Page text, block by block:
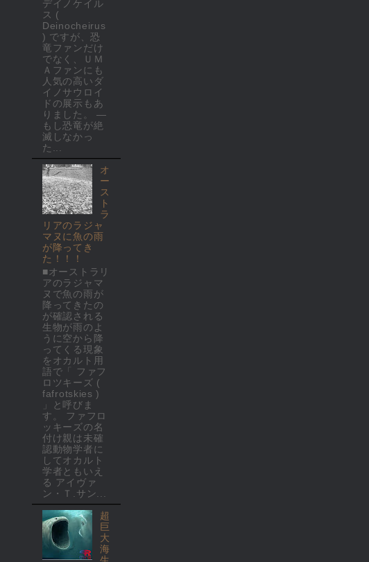
デイノケイル
ス (
Deinocheirus
) ですが、恐
竜ファンだけ
でなく、ＵＭ
Ａファンにも
人気の高いダ
イノサウロイ
ドの展示もあ
りました。 ―
もし恐竜が絶
滅しなかっ
た...
オ
ー
ス
ト
ラ
リアのラジャ
マヌに魚の雨
が降ってき
た！！！
■オーストラリ
アのラジャマ
ヌで魚の雨が
降ってきたの
が確認される
生物が雨のよ
うに空から降
ってくる現象
をオカルト用
語で「 ファフ
ロツキーズ (
fafrotskies )
」と呼びま
す。 ファフロ
ッキーズの名
付け親は未確
認動物学者に
してオカルト
学者ともいえ
る アイヴァ
ン・Ｔ.サン...
超
巨
大
海
生